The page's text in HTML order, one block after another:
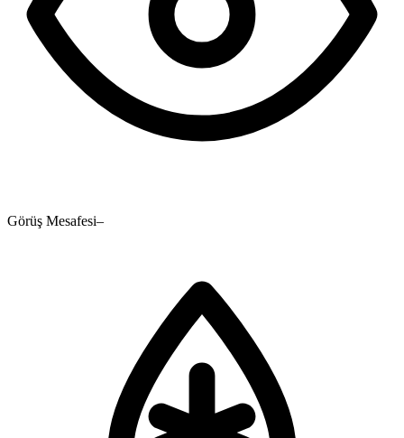
Görüş Mesafesi–